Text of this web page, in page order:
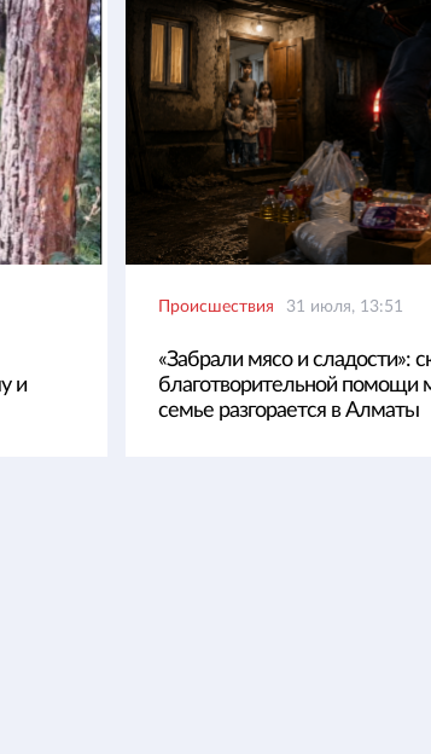
и
Происшествия 31 июля, 13:51
«Забрали мясо и сладости»:
благотворительной помощи
семье разгорается в Алматы